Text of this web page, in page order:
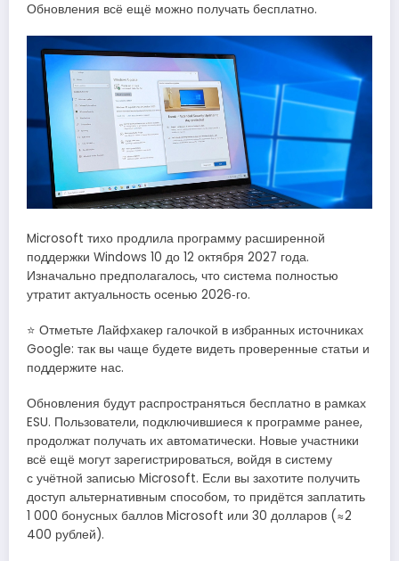
Обновления всё ещё можно получать бесплатно.
Microsoft тихо продлила программу расширенной
поддержки Windows 10 до 12 октября 2027 года.
Изначально предполагалось, что система полностью
утратит актуальность осенью 2026‑го.
⭐ Отметьте Лайфхакер галочкой в избранных источниках
Google: так вы чаще будете видеть проверенные статьи и
поддержите нас.
Обновления будут распространяться бесплатно в рамках
ESU. Пользователи, подключившиеся к программе ранее,
продолжат получать их автоматически. Новые участники
всё ещё могут зарегистрироваться, войдя в систему
с учётной записью Microsoft. Если вы захотите получить
доступ альтернативным способом, то придётся заплатить
1 000 бонусных баллов Microsoft или 30 долларов (≈2
400 рублей).